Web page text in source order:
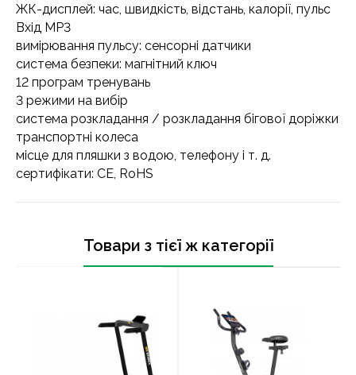
ЖК-дисплей: час, швидкість, відстань, калорії, пульс
Вхід MP3
вимірювання пульсу: сенсорні датчики
система безпеки: магнітний ключ
12 програм тренувань
3 режими на вибір
система розкладання / розкладання бігової доріжки
транспортні колеса
місце для пляшки з водою, телефону і т. д.
сертифікати: CE, RoHS
Товари з тієї ж категорії